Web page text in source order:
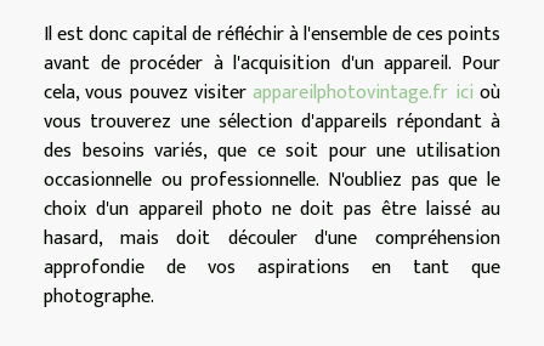
Il est donc capital de réfléchir à l'ensemble de ces points
avant de procéder à l'acquisition d'un appareil. Pour
cela, vous pouvez visiterappareilphotovintage.fr ici où
vous trouverez une sélection d'appareils répondant à
des besoins variés, que ce soit pour une utilisation
occasionnelle ou professionnelle. N'oubliez pas que le
choix d'un appareil photo ne doit pas être laissé au
hasard, mais doit découler d'une compréhension
approfondie de vos aspirations en tant que
photographe.